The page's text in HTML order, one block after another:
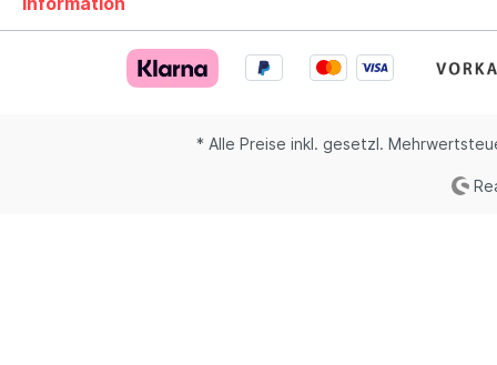
* Alle Preise inkl. gesetzl.